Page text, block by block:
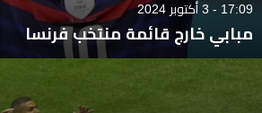
17:09 - 3 أكتوبر 2024
مبابي خارج قائمة منتخب فرنسا